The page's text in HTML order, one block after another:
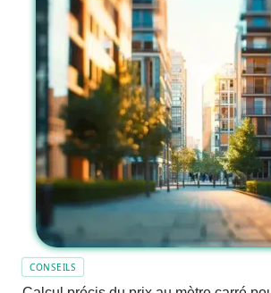
CONSEILS